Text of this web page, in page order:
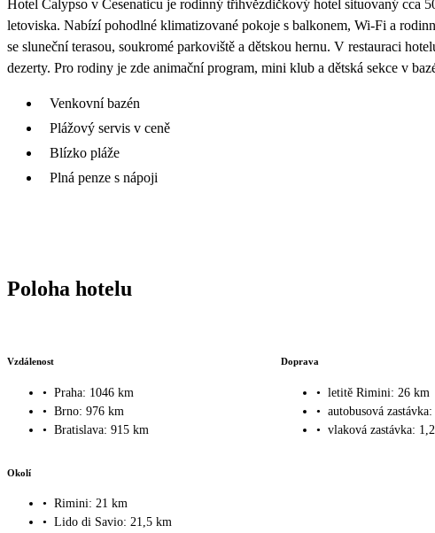
Hotel Calypso v Cesenaticu je rodinný tříhvězdičkový hotel situovaný cca
letoviska. Nabízí pohodlné klimatizované pokoje s balkonem, Wi-Fi a
se sluneční terasou, soukromé parkoviště a dětskou hernu. V restauraci
dezerty. Pro rodiny je zde animační program, mini klub a dětská sekce v
Venkovní bazén
Plážový servis v ceně
Blízko pláže
Plná penze s nápoji
Poloha hotelu
Vzdálenost
• Praha: 1046 km
• Brno: 976 km
• Bratislava: 915 km
Doprava
• letitě Rimini: 26 km
• autobusová
• vlaková zastávka:
Okolí
• Rimini: 21 km
• Lido di Savio: 21,5 km